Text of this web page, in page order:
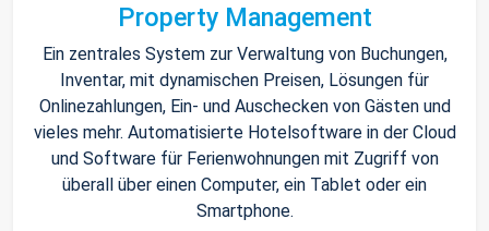
Property Management
Ein zentrales System zur Verwaltung von Buchungen,
Inventar, mit dynamischen Preisen, Lösungen für
Onlinezahlungen, Ein- und Auschecken von Gästen und
vieles mehr. Automatisierte Hotelsoftware in der Cloud
und Software für Ferienwohnungen mit Zugriff von
überall über einen Computer, ein Tablet oder ein
Smartphone.